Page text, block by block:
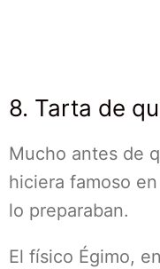
8. Tarta de
Mucho antes de
hiciera famoso
lo preparaban.
El físico Égimo,